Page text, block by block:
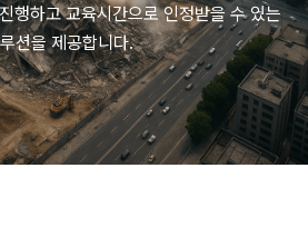
행하고 교육시간으로 인정받을 수 있는
션을 제공합니다.